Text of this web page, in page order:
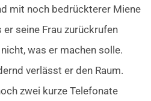
mit noch bedrückterer Miene
seine Frau zurückrufen
was er machen solle.
verlässt er den Raum.
zwei kurze Telefonate